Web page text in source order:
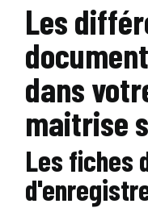
Les
dans
maitrise
Les fiches